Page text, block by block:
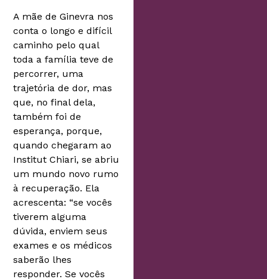
A mãe de Ginevra nos
conta o longo e difícil
caminho pelo qual
toda a família teve de
percorrer, uma
trajetória de dor, mas
que, no final dela,
também foi de
esperança, porque,
quando chegaram ao
Institut Chiari, se abriu
um mundo novo rumo
à recuperação. Ela
acrescenta: “se vocês
tiverem alguma
dúvida, enviem seus
exames e os médicos
saberão lhes
responder. Se vocês